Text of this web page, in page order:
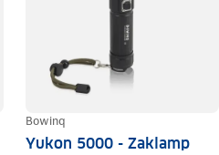
Bowinq
Yukon 5000 - Zaklamp